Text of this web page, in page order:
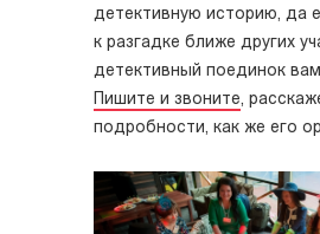
детективную историю, да
к разгадке ближе других
детективный поединок
Пишите и звоните,
подробности, как же его